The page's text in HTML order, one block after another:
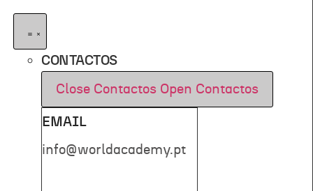
CONTACTOS
Close Contactos Open Contactos
EMAIL
info@worldacademy.pt